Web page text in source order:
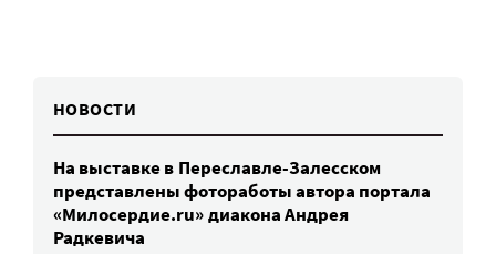
НОВОСТИ
На выставке в Переславле-Залесском
представлены фотоработы автора портала
«Милосердие.ru» диакона Андрея
Радкевича